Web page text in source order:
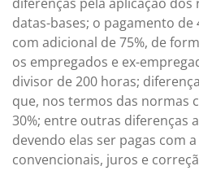
datas-bases; o pagamento
com adicional de 75%, de
os empregados e ex-
divisor de 200 horas;
que, nos termos das normas
30%; entre outras diferenças
devendo elas ser pagas com
convencionais, juros e